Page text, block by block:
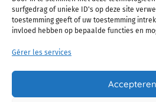
surfgedrag of unieke ID's op deze site
toestemming geeft of uw toestemming
invloed hebben op bepaalde functies en
Gérer les services
Accepteren